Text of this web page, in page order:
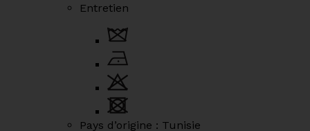
Entretien
Pays d’origine : Tunisie